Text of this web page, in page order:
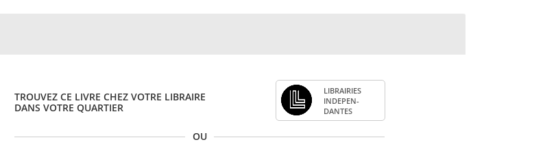
TROUVEZ CE LIVRE CHEZ VOTRE LIBRAIRE
DANS VOTRE QUARTIER
LIBRAI­RIES
INDE­PEN­
DANTES
OU